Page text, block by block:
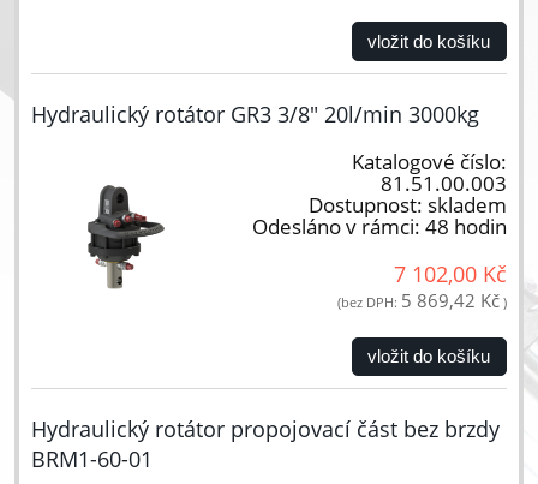
vložit do košíku
Hydraulický rotátor GR3 3/8" 20l/min 3000kg
Katalogové číslo:
81.51.00.003
Dostupnost: skladem
Odesláno v rámci: 48 hodin
7 102,00 Kč
(bez DPH: 5 869,42 Kč )
vložit do košíku
Hydraulický rotátor propojovací část bez brzdy
BRM1-60-01